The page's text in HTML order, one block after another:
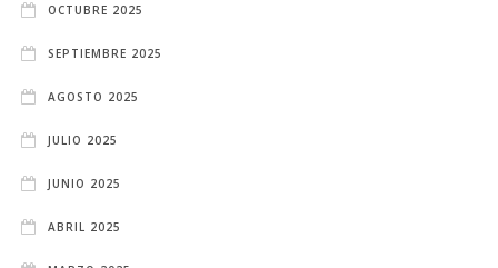
OCTUBRE 2025
SEPTIEMBRE 2025
AGOSTO 2025
JULIO 2025
JUNIO 2025
ABRIL 2025